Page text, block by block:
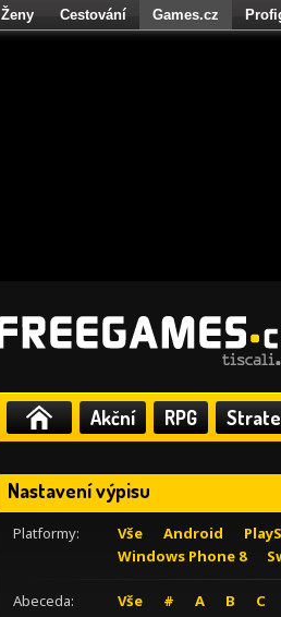
Akční RPG
Nastavení výpisu
Platformy: Vše Android
Windows Phone 8
Abeceda: Vše # A B C
Ženy Cestování Games.cz